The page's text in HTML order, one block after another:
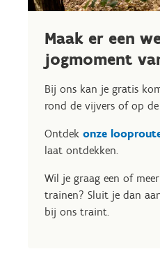
Maak er een
jogmoment
Bij ons kan je gratis
rond de vijvers of op de
Ontdek onze
laat ontdekken.
Wil je graag een of
trainen? Sluit je dan
bij ons traint.